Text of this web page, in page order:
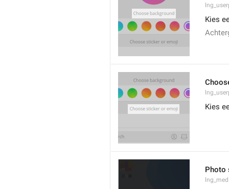
Kies
Kies
Photo